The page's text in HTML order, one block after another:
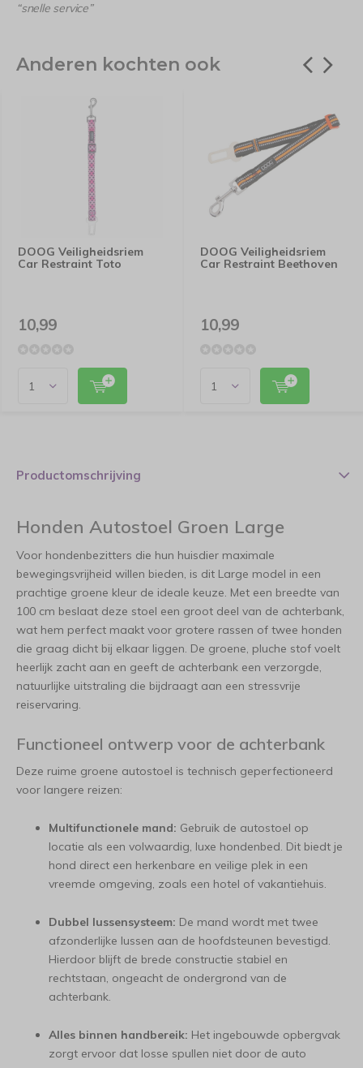
“snelle service”
Anderen kochten ook
DOOG Veiligheidsriem
Car Restraint Toto
10,99
DOOG Veiligheidsriem
Car Restraint Beethoven
10,99
Productomschrijving
Honden Autostoel Groen Large
Voor hondenbezitters die hun huisdier maximale
bewegingsvrijheid willen bieden, is dit Large model in een
prachtige groene kleur de ideale keuze. Met een breedte van
100 cm beslaat deze stoel een groot deel van de achterbank,
wat hem perfect maakt voor grotere rassen of twee honden
die graag dicht bij elkaar liggen. De groene, pluche stof voelt
heerlijk zacht aan en geeft de achterbank een verzorgde,
natuurlijke uitstraling die bijdraagt aan een stressvrije
reiservaring.
Functioneel ontwerp voor de achterbank
Deze ruime groene autostoel is technisch geperfectioneerd
voor langere reizen:
Multifunctionele mand: Gebruik de autostoel op
locatie als een volwaardig, luxe hondenbed. Dit biedt je
hond direct een herkenbare en veilige plek in een
vreemde omgeving, zoals een hotel of vakantiehuis.
Dubbel lussensysteem: De mand wordt met twee
afzonderlijke lussen aan de hoofdsteunen bevestigd.
Hierdoor blijft de brede constructie stabiel en
rechtstaan, ongeacht de ondergrond van de
achterbank.
Alles binnen handbereik: Het ingebouwde opbergvak
zorgt ervoor dat losse spullen niet door de auto